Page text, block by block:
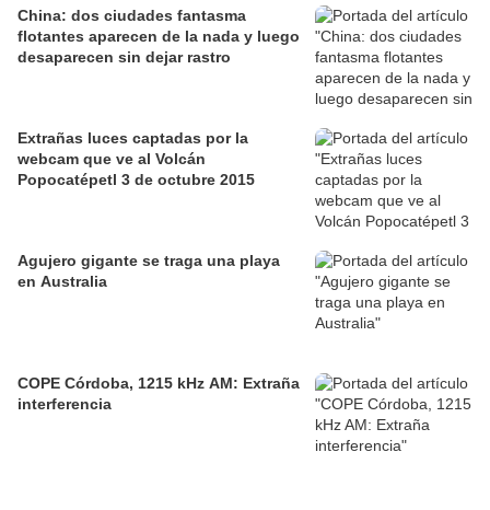
China: dos ciudades fantasma
flotantes aparecen de la nada y luego
desaparecen sin dejar rastro
Extrañas luces captadas por la
webcam que ve al Volcán
Popocatépetl 3 de octubre 2015
Agujero gigante se traga una playa
en Australia
COPE Córdoba, 1215 kHz AM: Extraña
interferencia